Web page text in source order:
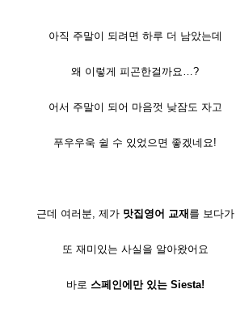
아직 주말이 되려면 하루 더 남았는데
왜 이렇게 피곤한걸까요…?
어서 주말이 되어 마음껏 낮잠도 자고
푸우우욱 쉴 수 있었으면 좋겠네요!
근데 여러분, 제가 맛집영어 교재 를 보다가
또 재미있는 사실을 알아왔어요
바로 스페인에만 있는 Siesta!